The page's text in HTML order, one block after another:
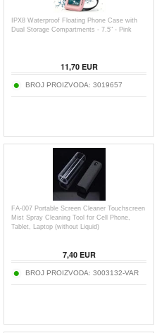
IPX8 Waterproof Floating Phone Case with
Dual Storage Compartments - 7.5" - Pink
11,70EUR
BROJ PROIZVODA: 3019657
FA-007 Portable Screen Cleaner Touchscreen
Mist Spray Cleaning Tool for Cell Phone,
Tablet, Laptop (without Liquid)
7,40EUR
BROJ PROIZVODA: 3003132-VAR